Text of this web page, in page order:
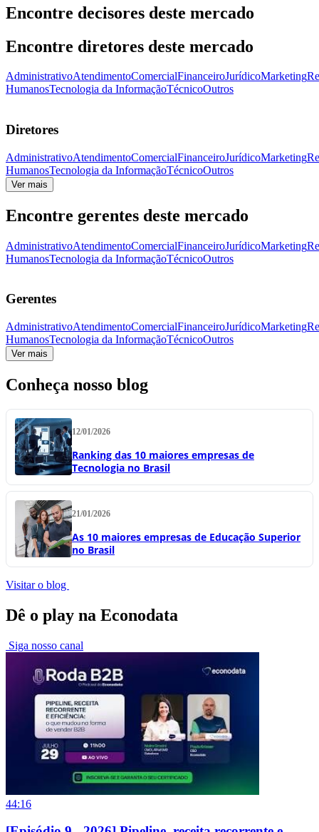
Encontre decisores deste mercado
Encontre diretores deste mercado
AdministrativoAtendimentoComercialFinanceiroJurídicoMarketing
HumanosTecnologia da InformaçãoTécnicoOutros
Diretores
AdministrativoAtendimentoComercialFinanceiroJurídicoMarketing
HumanosTecnologia da InformaçãoTécnicoOutros
Ver mais
Encontre gerentes deste mercado
AdministrativoAtendimentoComercialFinanceiroJurídicoMarketing
HumanosTecnologia da InformaçãoTécnicoOutros
Gerentes
AdministrativoAtendimentoComercialFinanceiroJurídicoMarketing
HumanosTecnologia da InformaçãoTécnicoOutros
Ver mais
Conheça nosso blog
12/01/2026
Ranking das 10 maiores empresas de
Tecnologia no Brasil
21/01/2026
As 10 maiores empresas de Educação Superior
no Brasil
Visitar o blog
Dê o play na Econodata
Siga nosso canal
44:16